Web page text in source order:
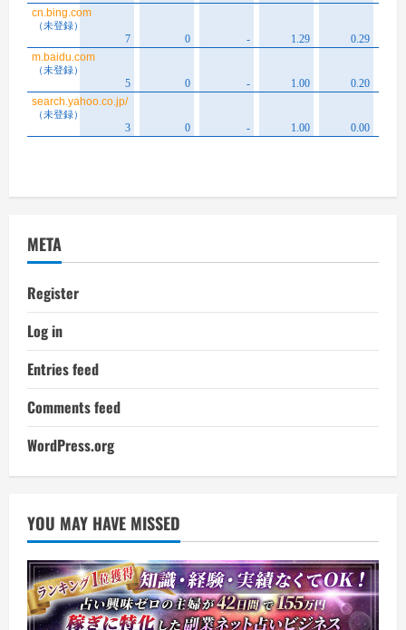
META
Register
Log in
Entries feed
Comments feed
WordPress.org
YOU MAY HAVE MISSED